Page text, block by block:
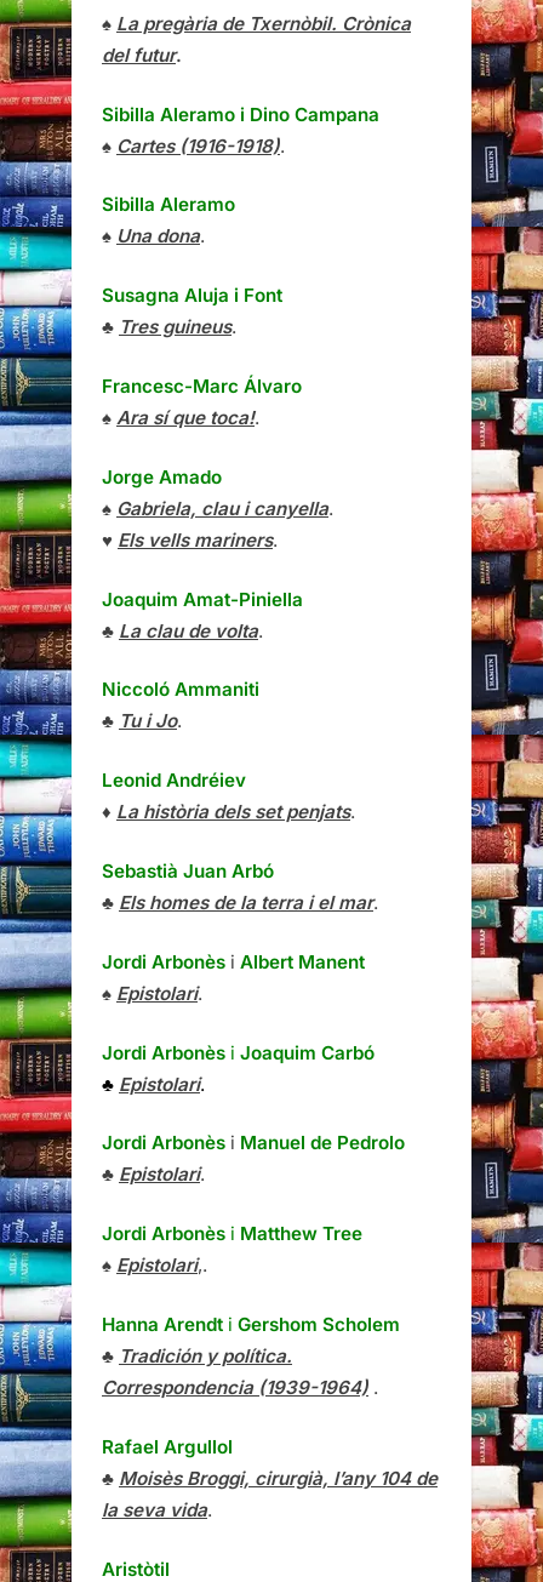
♠ La pregària de Txernòbil. Crònica
del futur.
Sibilla Aleramo i Dino Campana
♠ Cartes (1916-1918).
Sibilla Aleramo
♠ Una dona.
Susagna Aluja i Font
♣ Tres guineus.
Francesc-Marc Álvaro
♠ Ara sí que toca!.
Jorge Amado
♠ Gabriela, clau i canyella.
♥ Els vells mariners.
Joaquim Amat-Piniella
♣ La clau de volta.
Niccoló Ammaniti
♣ Tu i Jo.
Leonid Andréiev
♦ La història dels set penjats.
Sebastià Juan Arbó
♣ Els homes de la terra i el mar.
Jordi Arbonès i Albert Manent
♠ Epistolari.
Jordi Arbonès i Joaquim Carbó
♣ Epistolari.
Jordi Arbonès i Manuel de Pedrolo
♣ Epistolari.
Jordi Arbonès i Matthew Tree
♠ Epistolari,.
Hanna Arendt i Gershom Scholem
♣ Tradición y política.
Correspondencia (1939-1964) .
Rafael Argullol
♣ Moisès Broggi, cirurgià, l’any 104 de
la seva vida.
Aristòtil